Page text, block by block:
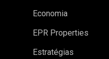
Economia
EPR Properties
Estratégias